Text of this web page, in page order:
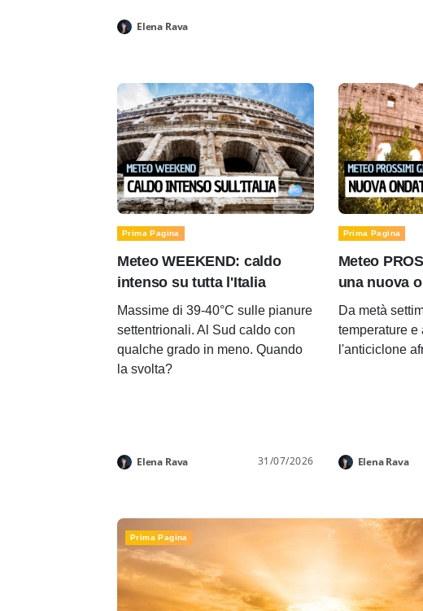
Elena Rava
Prima Pagina
Meteo WEEKEND: caldo
intenso su tutta l'Italia
Massime di 39-40°C sulle pianure
settentrionali. Al Sud caldo con
qualche grado in meno. Quando
la svolta?
Elena Rava 31/07/2026
Prima Pagina
Meteo
una nuova
Da metà
temperature e
l'anticiclone
Elena Rava
Prima Pagina